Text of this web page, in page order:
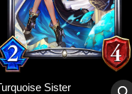
Sister